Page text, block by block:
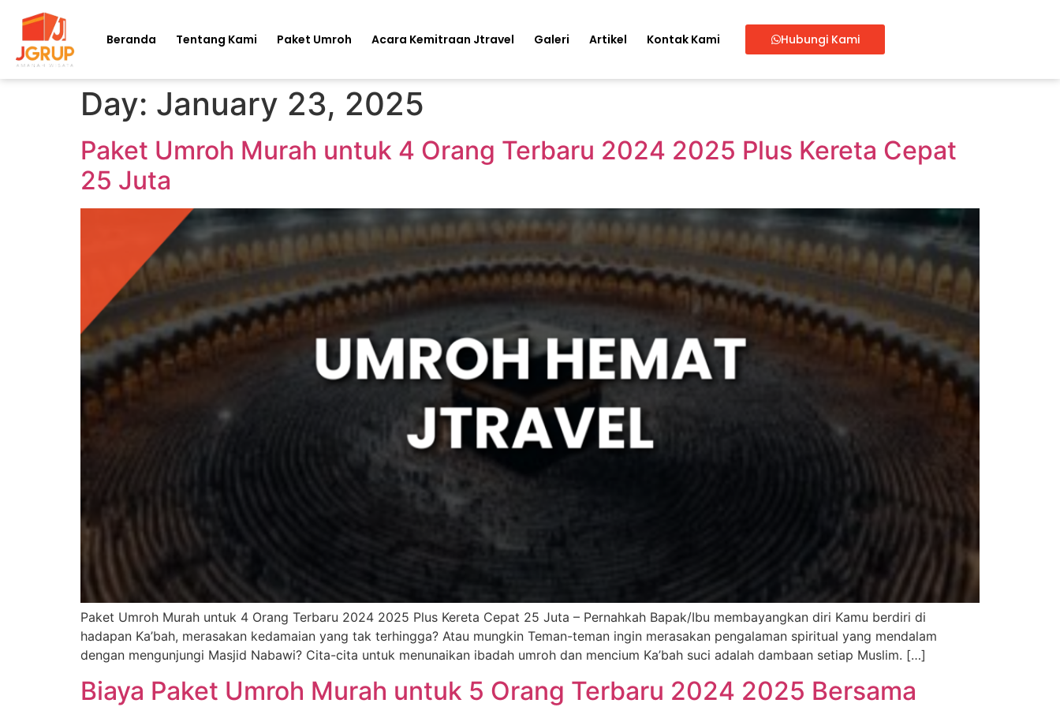
Beranda Tentang Kami Paket Umroh Acara Kemitraan Jtravel Galeri Artikel Kontak Kami Hubungi Kami
Day: January 23, 2025
Paket Umroh Murah untuk 4 Orang Terbaru 2024 2025 Plus Kereta Cepat
25 Juta
Paket Umroh Murah untuk 4 Orang Terbaru 2024 2025 Plus Kereta Cepat 25 Juta – Pernahkah Bapak/Ibu membayangkan diri Kamu berdiri di
hadapan Ka’bah, merasakan kedamaian yang tak terhingga? Atau mungkin Teman-teman ingin merasakan pengalaman spiritual yang mendalam
dengan mengunjungi Masjid Nabawi? Cita-cita untuk menunaikan ibadah umroh dan mencium Ka’bah suci adalah dambaan setiap Muslim. […]
Biaya Paket Umroh Murah untuk 5 Orang Terbaru 2024 2025 Bersama